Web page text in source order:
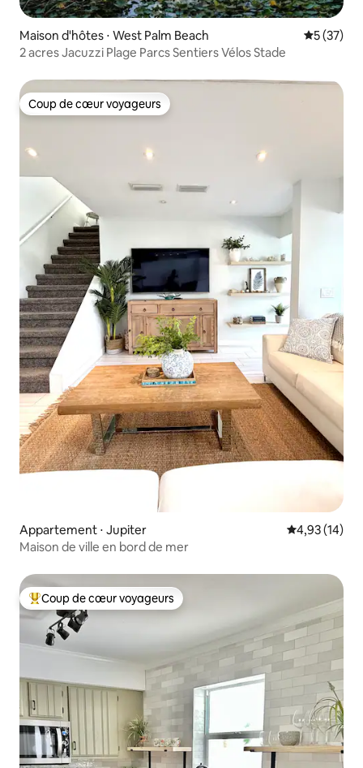
Maison d'hôtes ⋅ West Palm Beach
5 (37)
2 acres Jacuzzi Plage Parcs Sentiers Vélos Stade
Coup de cœur voyageurs
Coup de cœur voyageurs
Appartement ⋅ Jupiter Évaluation
4,93 (14)
Maison de ville en bord de mer
Coups de cœur voyageurs les plus appréciés
Coup de cœur voyageurs